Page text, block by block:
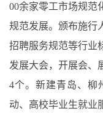
00余家零工市场规范
规范发展。颁布施行
招聘服务规范等行业
发展大会，开展会、
4个。新建青岛、柳
动、高校毕业生就业